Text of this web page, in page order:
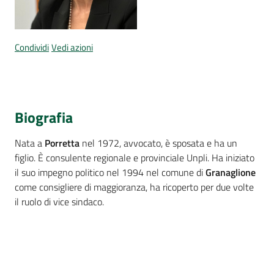
Per
i
media
cittadini
CondividiVedi azioni
Biografia
Nata a Porretta nel 1972, avvocato, è sposata e ha un
figlio. È consulente regionale e provinciale Unpli. Ha iniziato
il suo impegno politico nel 1994 nel comune diGranaglione
come consigliere di maggioranza, ha ricoperto per due volte
il ruolo di vice sindaco.